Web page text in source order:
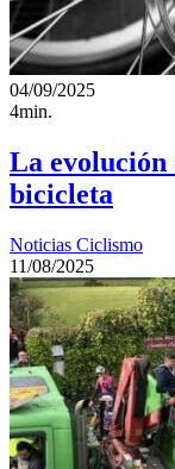
04/09/2025
4min.
La evolución
bicicleta
Noticias Ciclismo
11/08/2025